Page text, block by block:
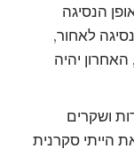
הנסיגה
לאחור,
יהיה
ושקרים
הייתי סקרנית